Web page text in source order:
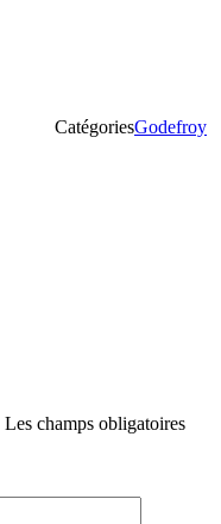
CatégoriesGodefroy
Les champs obligatoires